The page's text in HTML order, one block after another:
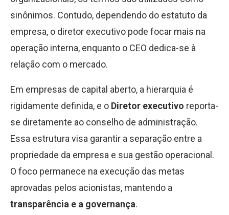
sinônimos. Contudo, dependendo do estatuto da
empresa, o diretor executivo pode focar mais na
operação interna, enquanto o CEO dedica-se à
relação com o mercado.
Em empresas de capital aberto, a hierarquia é
rigidamente definida, e o Diretor executivo reporta-
se diretamente ao conselho de administração.
Essa estrutura visa garantir a separação entre a
propriedade da empresa e sua gestão operacional.
O foco permanece na execução das metas
aprovadas pelos acionistas, mantendo a
transparência e a governança.